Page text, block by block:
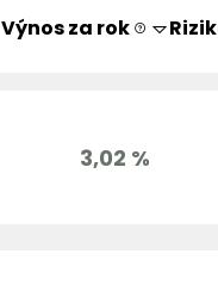
Výnos za rok
3,02 %